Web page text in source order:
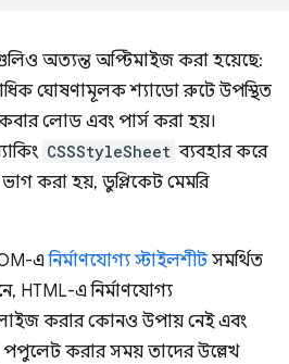
অত্যন্ত অপ্টিমাইজ করা হয়েছে:
ঘোষণামূলক শ্যাডো রুটে উপস্থিত
লোড এবং পার্স করা হয়।
CSSStyleSheet ব্যবহার করে
ভাগ করা হয়, ডুপ্লিকেট মেমরি
এনির্মাণযোগ্য স্টাইলশীটসমর্থিত
HTML-এ নির্মাণযোগ্য
করার কোনও উপায় নেই এবং
পপুলেট করার সময় তাদের উল্লেখ